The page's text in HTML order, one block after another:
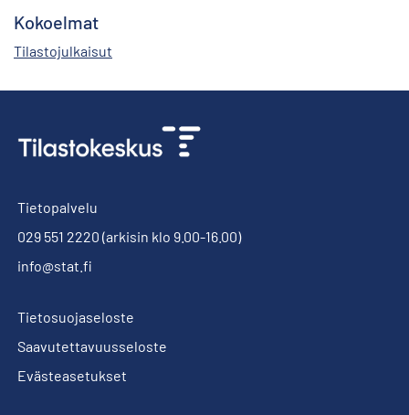
Kokoelmat
Tilastojulkaisut
Tietopalvelu
029 551 2220 (arkisin klo 9.00-16.00)
info@stat.fi
Tietosuojaseloste
Saavutettavuusseloste
Evästeasetukset